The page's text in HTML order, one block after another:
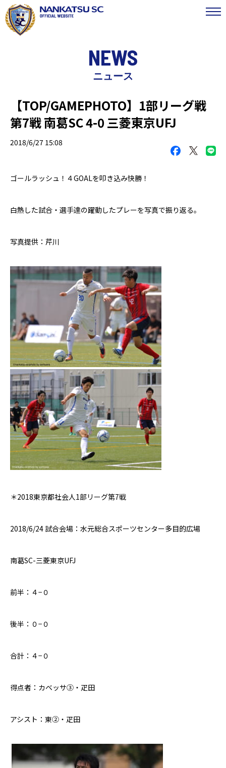
NEWS
ニュース
【TOP/GAMEPHOTO】1部リーグ戦
第7戦 南葛SC 4-0 三菱東京UFJ
2018/6/27 15:08
ゴールラッシュ！４GOALを叩き込み快勝！
白熱した試合・選手達の躍動したプレーを写真で振り返る。
写真提供：芹川
＊2018東京都社会人1部リーグ第7戦
2018/6/24 試合会場：水元総合スポーツセンター多目的広場
南葛SC-三菱東京UFJ
前半：４−０
後半： ０− ０
合計：４−０
得点者：カベッサ③・疋田
アシスト：東②・疋田